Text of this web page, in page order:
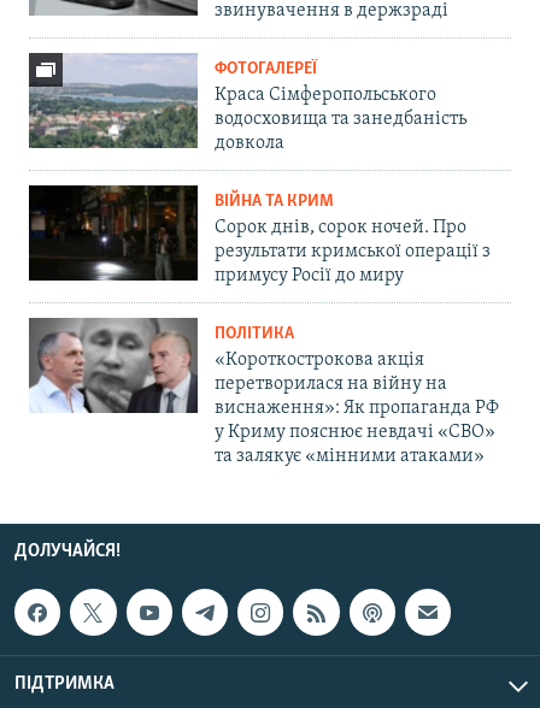
звинувачення в держзраді
ФОТОГАЛЕРЕЇ
Краса Сімферопольського
водосховища та занедбаність
довкола
ВІЙНА ТА КРИМ
Сорок днів, сорок ночей. Про
результати кримської операції з
примусу Росії до миру
ПОЛІТИКА
«Короткострокова акція
перетворилася на війну на
виснаження»: Як пропаганда РФ
у Криму пояснює невдачі «СВО»
та залякує «мінними атаками»
ДОЛУЧАЙСЯ!
ПІДТРИМКА